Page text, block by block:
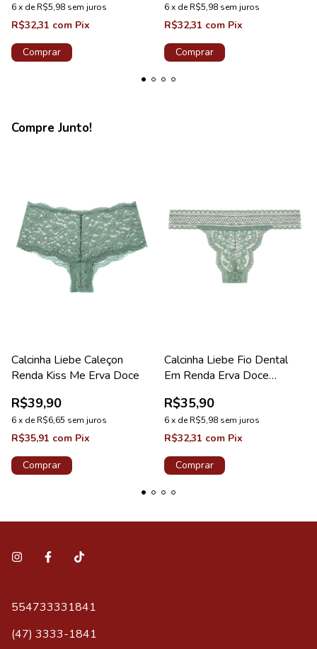
6x deR$5,98 sem juros
R$32,31 com Pix
Comprar
6x deR$5,98 sem juros
R$32,31 com Pix
Comprar
Compre Junto!
Calcinha Liebe Caleçon
Renda Kiss Me Erva Doce
R$39,90
6x deR$6,65 sem juros
R$35,91 com Pix
Comprar
Calcinha Liebe Fio Dental
Em Renda Erva Doce
R$35,90
6x deR$5,98 sem juros
R$32,31 com Pix
Comprar
554733331841
(47) 3333-1841